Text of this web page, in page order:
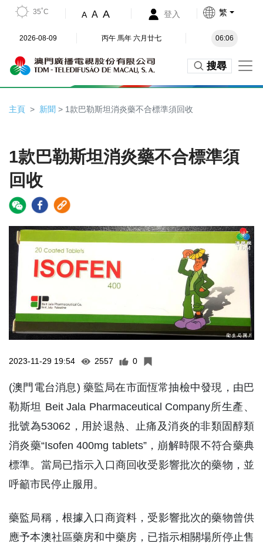
35˚C A A A 登入 繁
2026-08-09 丙午 馬年 六月廿七 06:06
搜尋
主頁 新聞 > 1款巴勒斯坦消炎藥不合標準須回收
1款巴勒斯坦消炎藥不合標準須
回收
2023-11-29 19:54 2557 0
(澳門電台消息) 藥監局在市面恆常抽檢中發現，由巴
勒斯坦 Beit Jala Pharmaceutical Company所生產、
批號為53062，用於退熱、止痛及消炎的非類固醇類
消炎藥“Isofen 400mg tablets”，崩解時限不符合藥典
標準。當局已指示入口商回收受影響批次的藥物，並
呼籲市民停止服用。
藥監局稱，根據入口商資料，受影響批次的藥物曾供
應予本澳社區藥房和中藥房，已指示相關場所停止售